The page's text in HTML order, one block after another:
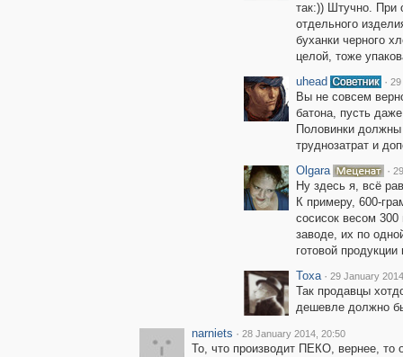
так:)) Штучно. При
отдельного
буханки черного
целой, тоже
uhead
· 29
Вы не совсем
батона, пусть
Половинки должны
труднозатрат и
Olgara
·
Ну здесь я, всё
К примеру, 600-
сосисок весом
заводе, их по
готовой
Toxa · 29 January
Так продавцы
дешевле должно
narniets · 28 January 2014, 20:50
То, что производит ПЕКО, вернее, то